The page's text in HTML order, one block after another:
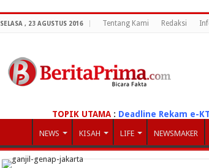
SELASA , 23 AGUSTUS 2016 Tentang Kami Redaksi
TOPIK UTAMA: Deadline Rekam e-
NEWS KISAH LIFE NEWSMAKER